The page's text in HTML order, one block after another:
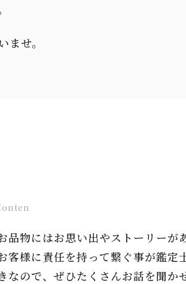
せ。
物にはお思い出やストーリーが
客様に責任を持って繋ぐ事が鑑定
なので、ぜひたくさんお話を聞か